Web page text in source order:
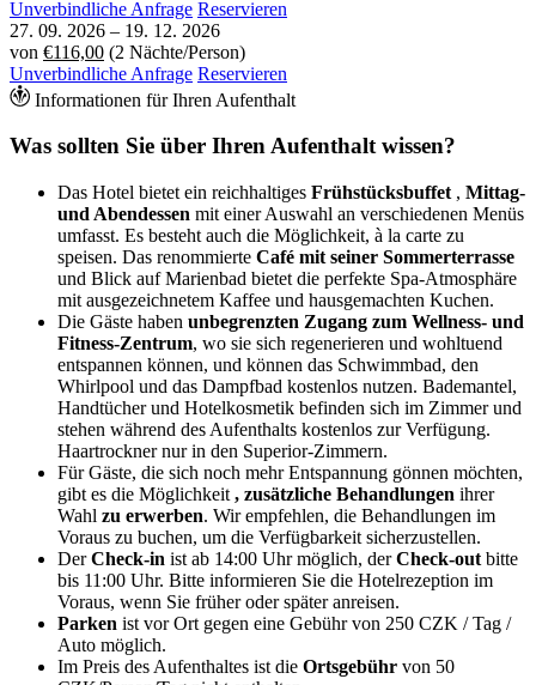
Unverbindliche Anfrage Reservieren
27. 09. 2026 – 19. 12. 2026
von €116,00 (2 Nächte/Person)
Unverbindliche Anfrage Reservieren
Informationen für Ihren Aufenthalt
Was sollten Sie über Ihren Aufenthalt wissen?
Das Hotel bietet ein reichhaltiges Frühstücksbuffet , Mittag-
und Abendessen mit einer Auswahl an verschiedenen Menüs
umfasst. Es besteht auch die Möglichkeit, à la carte zu
speisen. Das renommierte Café mit seiner Sommerterrasse
und Blick auf Marienbad bietet die perfekte Spa-Atmosphäre
mit ausgezeichnetem Kaffee und hausgemachten Kuchen.
Die Gäste haben unbegrenzten Zugang zum Wellness- und
Fitness-Zentrum, wo sie sich regenerieren und wohltuend
entspannen können, und können das Schwimmbad, den
Whirlpool und das Dampfbad kostenlos nutzen. Bademantel,
Handtücher und Hotelkosmetik befinden sich im Zimmer und
stehen während des Aufenthalts kostenlos zur Verfügung.
Haartrockner nur in den Superior-Zimmern.
Für Gäste, die sich noch mehr Entspannung gönnen möchten,
gibt es die Möglichkeit , zusätzliche Behandlungen ihrer
Wahl zu erwerben. Wir empfehlen, die Behandlungen im
Voraus zu buchen, um die Verfügbarkeit sicherzustellen.
DerCheck-in ist ab 14:00 Uhr möglich, derCheck-out bitte
bis 11:00 Uhr. Bitte informieren Sie die Hotelrezeption im
Voraus, wenn Sie früher oder später anreisen.
Parken ist vor Ort gegen eine Gebühr von 250 CZK / Tag /
Auto möglich.
Im Preis des Aufenthaltes ist die Ortsgebühr von 50